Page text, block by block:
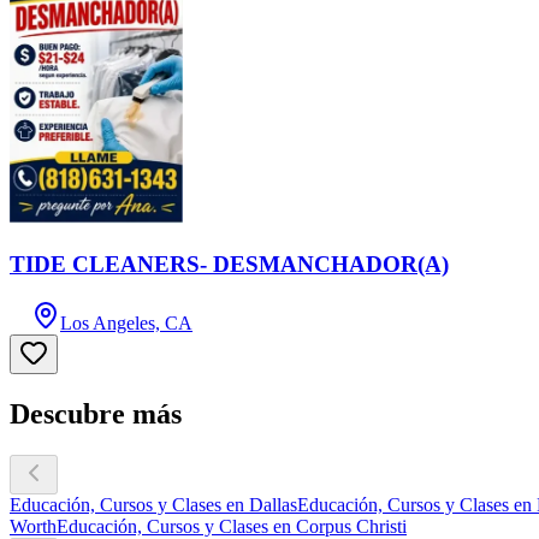
TIDE CLEANERS- DESMANCHADOR(A)
Los Angeles, CA
Descubre más
Educación, Cursos y Clases en DallasEducación, Cursos y Clases en
WorthEducación, Cursos y Clases en Corpus Christi